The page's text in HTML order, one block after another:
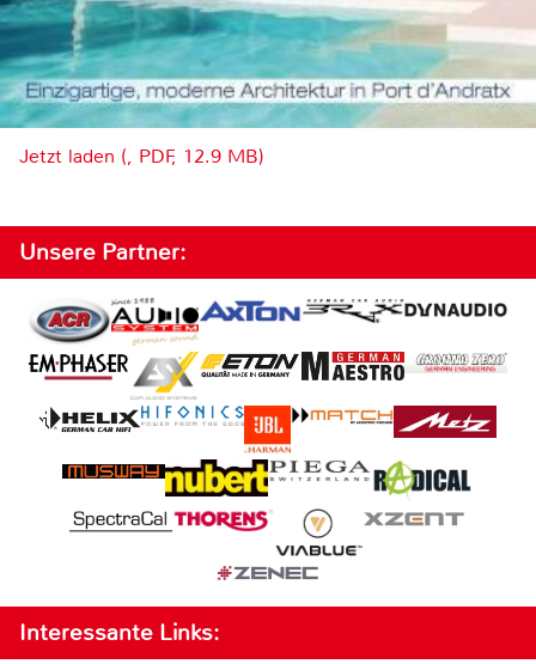
Jetzt laden (, PDF, 12.9 MB)
Unsere Partner:
Interessante Links: